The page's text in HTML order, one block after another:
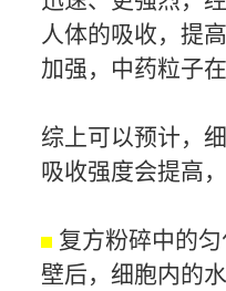
人体的吸收，提
加强，中药粒子
综上可以预计，
吸收强度会提高
复方粉碎中的
壁后，细胞内的